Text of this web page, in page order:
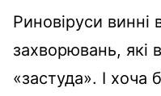
Риновіруси винні
захворювань, які
«застуда». І хоча